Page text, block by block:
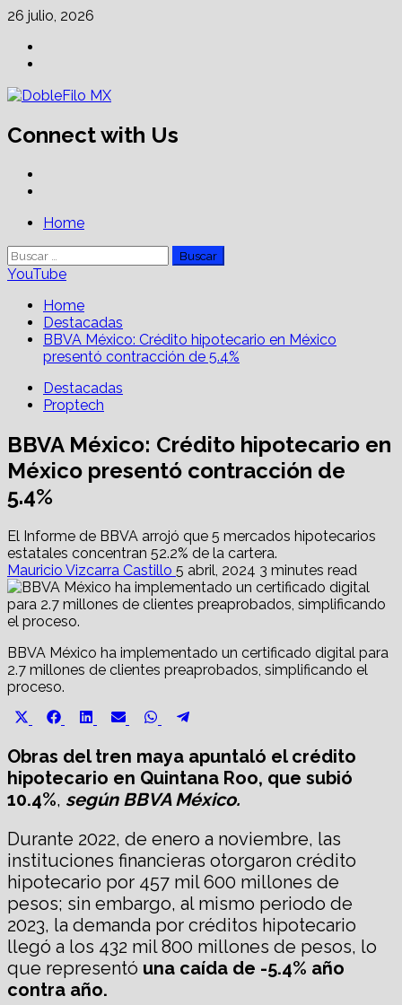
Skip
content
26 julio, 2026
Connect with Us
PrimaryHome
Buscar:
YouTube
Home
Destacadas
BBVA México: Crédito hipotecario en México
presentó contracción de 5.4%
Destacadas
Proptech
BBVA México: Crédito hipotecario en
México presentó contracción de
5.4%
El Informe de BBVA arrojó que 5 mercados hipotecarios
estatales concentran 52.2% de la cartera.
Mauricio Vizcarra Castillo 5 abril, 2024 3 minutes read
BBVA México ha implementado un certificado digital para
2.7 millones de clientes preaprobados, simplificando el
proceso.
Share
Share
Facebook
Share
LinkedIn
Share
Email
Share
WhatsApp
Obras del tren maya apuntaló el crédito
hipotecario en Quintana Roo, que subió
10.4%, según BBVA México.
Durante 2022, de enero a noviembre, las
instituciones financieras otorgaron crédito
hipotecario por 457 mil 600 millones de
pesos; sin embargo, al mismo periodo de
2023, la demanda por créditos hipotecario
llegó a los 432 mil 800 millones de pesos, lo
que representó una caída de -5.4% año
contra año.